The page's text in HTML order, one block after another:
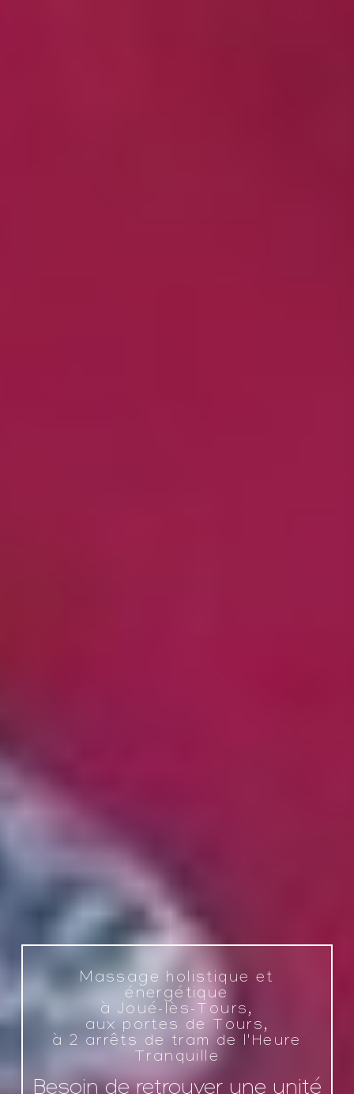
Massage holistique et
énergétique
à Joué-lès-Tours,
aux portes de Tours,
à 2 arrêts de tram de l'Heure
Tranquille